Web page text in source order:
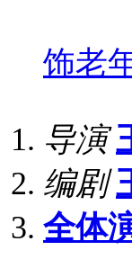
饰老
导演
编剧
全体